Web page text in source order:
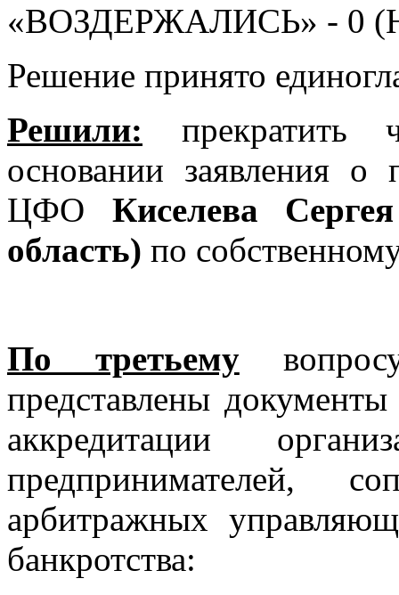
«ВОЗДЕРЖАЛИСЬ» - 0
Решение принято
Решили: прекратить
основании заявления
ЦФО Киселева
область) по
По третьему
представлены
аккредитации
предпринимателей,
арбитражных
банкротства: